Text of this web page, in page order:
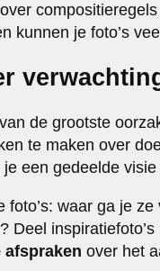
kunnen je foto’s
de grootste
te maken over
een gedeelde
foto’s: waar ga je
Deel
afspraken over het